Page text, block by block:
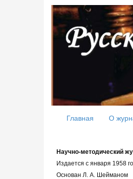
Главная О
Научно-методический
Издается с января 1958
Основан Л. А. Шейманом